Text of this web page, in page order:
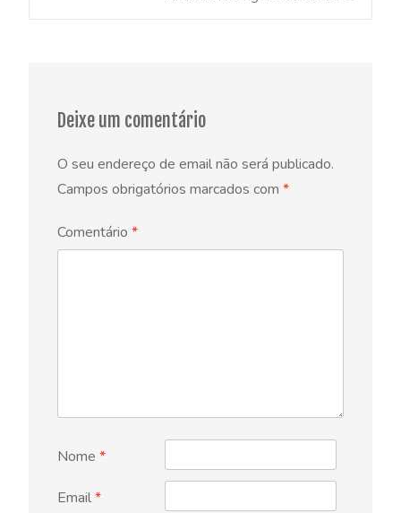
Deixe um comentário
O seu endereço de email não será publicado.
Campos obrigatórios marcados com *
Comentário *
Nome *
Email*